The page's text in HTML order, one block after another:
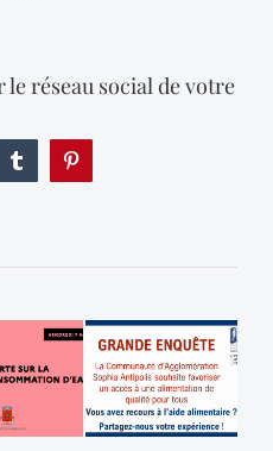
réseau social de votre
Tumblr